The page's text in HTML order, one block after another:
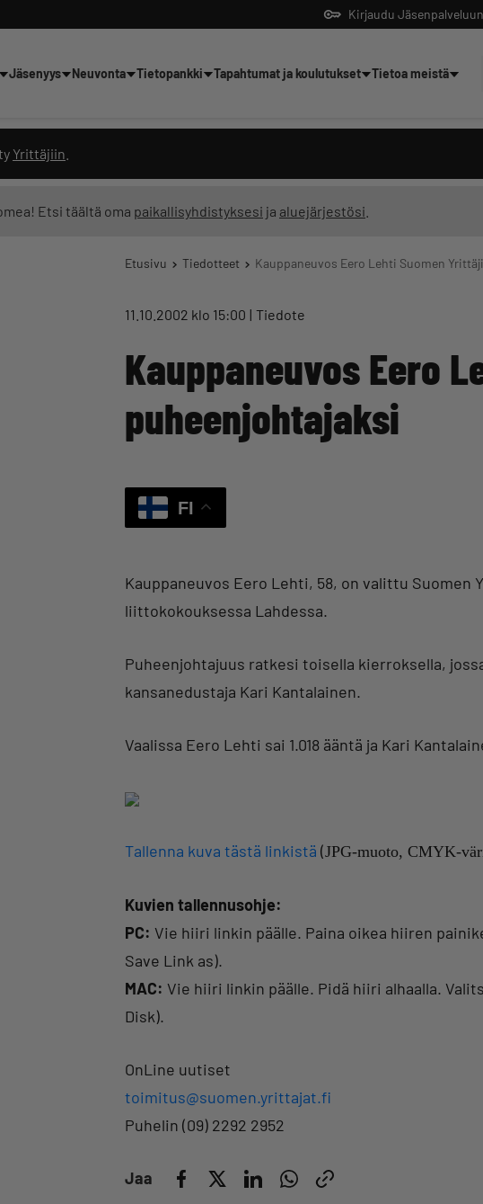
Kirjaudu Jäsenpalveluun
Jäsenyys Neuvonta Tietopankki Tapahtumat ja koulutukset Tietoa meistä
Yrittäjiin
Etsi täältä oma paikallisyhdistyksesi ja aluejärjestösi
Etusivu Tiedotteet Kauppaneuvos Eero Lehti Suomen
11.10.2002 klo 15:00 Tiedote
Kauppaneuvos Eero
puheenjohtajaksi
FI
Kauppaneuvos Eero Lehti, 58, on valittu
liittokokouksessa Lahdessa.
Puheenjohtajuus ratkesi toisella kierroksella,
kansanedustaja Kari Kantalainen.
Vaalissa Eero Lehti sai 1.018 ääntä ja Kari
Tallenna kuva tästä linkistä (JPG-muoto, CMYK-
Kuvien tallennusohje:
PC: Vie hiiri linkin päälle. Paina oikea hiiren
Save Link as).
MAC: Vie hiiri linkin päälle. Pidä hiiri alhaalla.
Disk).
OnLine uutiset
toimitus@suomen.yrittajat.fi
Puhelin (09) 2292 2952
Jaa
suoraan Yrittäjien tekoälyltä